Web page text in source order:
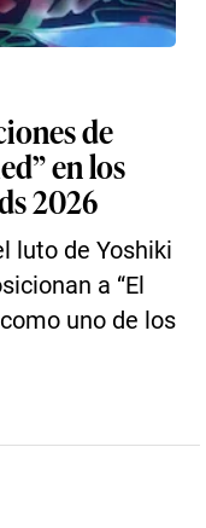
de
en los
2026
luto de Yoshiki
a “El
uno de los